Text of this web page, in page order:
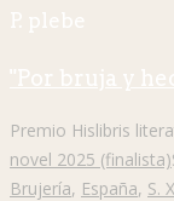
P. plebe
"Por bruja y
Premio Hislibris
novel 2025 (finalista)
Brujería, España, S.